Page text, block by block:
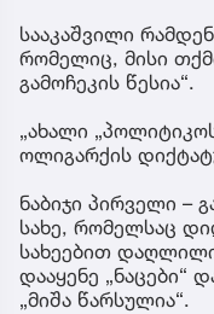
სააკაშვილი
რომელიც, მისი
გამოჩეკის წესია“.
„ახალი
ოლიგარქის
ნაბიჯი პირველი –
სახე, რომელსაც
სახეებით
დააყენე „ნაცები“
„მიშა წარსულია“.